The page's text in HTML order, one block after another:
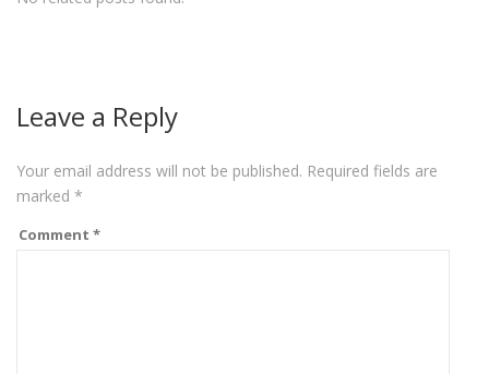
Leave a Reply
Your email address will not be published. Required fields are
marked *
Comment *